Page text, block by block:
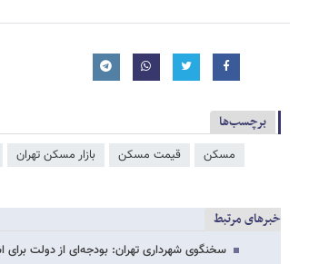
برچسب‌ها
مسکن قیمت مسکن بازار مسکن تهران
خبرهای مرتبط
سخنگوی شهرداری تهران: بودجه‌ای از دولت